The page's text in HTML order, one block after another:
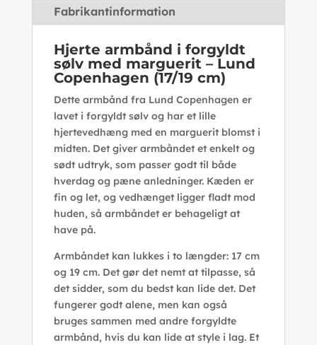
Fabrikantinformation
Hjerte armbånd i forgyldt
sølv med marguerit – Lund
Copenhagen (17/19 cm)
Dette armbånd fra Lund Copenhagen er
lavet i forgyldt sølv og har et lille
hjertevedhæng med en marguerit blomst i
midten. Det giver armbåndet et enkelt og
sødt udtryk, som passer godt til både
hverdag og pæne anledninger. Kæden er
fin og let, og vedhænget ligger fladt mod
huden, så armbåndet er behageligt at
have på.
Armbåndet kan lukkes i to længder: 17 cm
og 19 cm. Det gør det nemt at tilpasse, så
det sidder, som du bedst kan lide det. Det
fungerer godt alene, men kan også
bruges sammen med andre forgyldte
armbånd, hvis du kan lide at style i lag. Et